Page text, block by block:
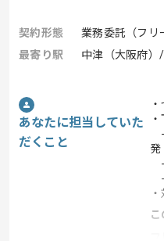
契約形態
業務委託（フリ
最寄り駅
中津（大阪府）
あなたに担当していた
だくこと
-
発
-
-